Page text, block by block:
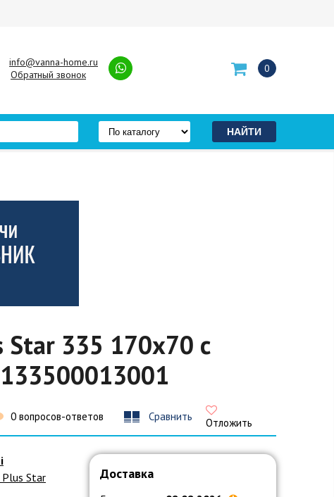
info@vanna-home.ru
Обратный звонок
0
Star 335 170x70 с
0 вопросов-ответов Сравнить Отложить
Star
Доставка